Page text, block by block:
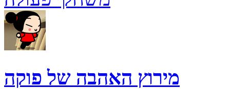
מירוץ האהבה של פוקה